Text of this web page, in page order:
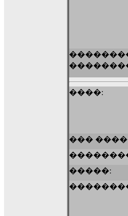
����:
���
�����: